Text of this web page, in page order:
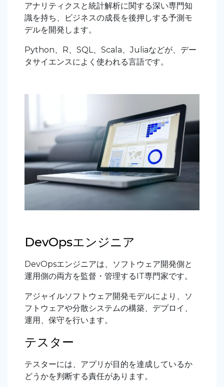
アナリティクスと統計解析に関する深い専門知
識を持ち、ビジネスの成長を後押しする予測モ
デルを開発します。
Python、R、SQL、Scala、Juliaなどが、デー
タサイエンスによく使われる言語です。
DevOpsエンジニア
DevOpsエンジニアは、ソフトウェア開発側と
運用側の両方を監督・管理するIT専門家です。
アジャイルソフトウェア開発モデルにより、ソ
フトウェアや分散システムの構築、デプロイ、
運用、保守を行います。
テスター
テスターには、アプリが目的を達成しているか
どうかを判断する責任があります。